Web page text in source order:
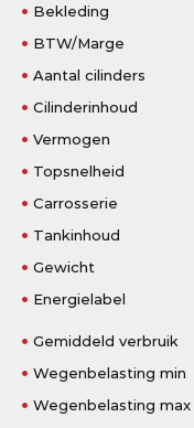
Bekleding
BTW/Marge
Aantal cilinders
Cilinderinhoud
Vermogen
Topsnelheid
Carrosserie
Tankinhoud
Gewicht
Energielabel
Gemiddeld verbruik
Wegenbelasting min
Wegenbelasting max